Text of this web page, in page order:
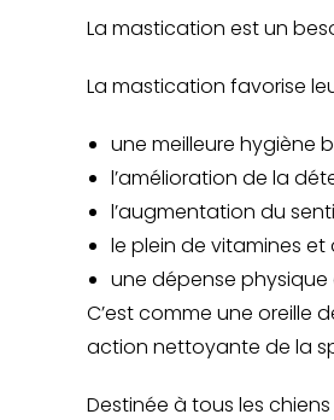
La mastication est un
La mastication favorise
une meilleure hygiène
l’amélioration de la
l’augmentation du
le plein de vitamines et
une dépense
C’est comme une oreille
action nettoyante de la
Destinée à tous les